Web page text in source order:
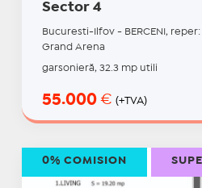
Sector 4
Bucuresti-Ilfov - BERCENI,
Grand Arena
garsonieră, 32.3 mp utili
55.000 € (+TVA)
0% COMISION